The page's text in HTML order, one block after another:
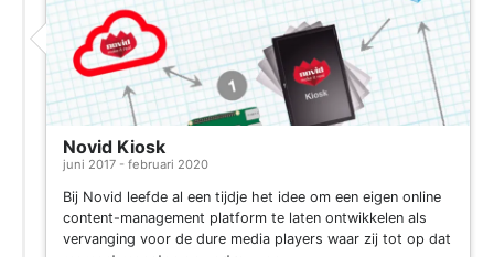
Project
Novid Kiosk
juni 2017 - februari 2020
Bij Novid leefde al een tijdje het idee om een eigen online
content-management platform te laten ontwikkelen als
vervanging voor de dure media players waar zij tot op dat